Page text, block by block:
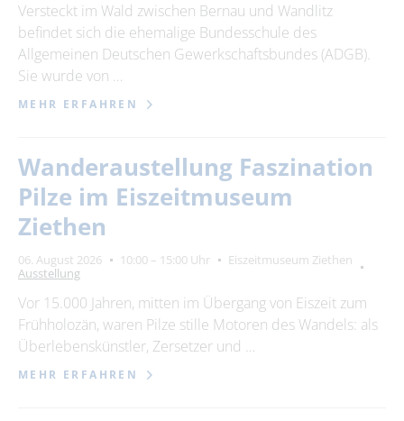
Versteckt im Wald zwischen Bernau und Wandlitz
befindet sich die ehemalige Bundesschule des
Allgemeinen Deutschen Gewerkschaftsbundes (ADGB).
Sie wurde von …
MEHR ERFAHREN
Wanderaustellung Faszination
Pilze im Eiszeitmuseum
Ziethen
06. August 2026 10:00 – 15:00 Uhr
Eiszeitmuseum Ziethen
Ausstellung
Vor 15.000 Jahren, mitten im Übergang von Eiszeit zum
Frühholozän, waren Pilze stille Motoren des Wandels: als
Überlebenskünstler, Zersetzer und …
MEHR ERFAHREN